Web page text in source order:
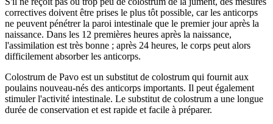
correctives doivent être prises le plus tôt possible, car les anticorps
ne peuvent pénétrer la paroi intestinale que le premier jour après la
naissance. Dans les 12 premières heures après la naissance,
l'assimilation est très bonne ; après 24 heures, le corps peut alors
difficilement absorber les anticorps.
Colostrum de Pavo est un substitut de colostrum qui fournit aux
poulains nouveau-nés des anticorps importants. Il peut également
stimuler l'activité intestinale. Le substitut de colostrum a une longue
durée de conservation et est rapide et facile à préparer.